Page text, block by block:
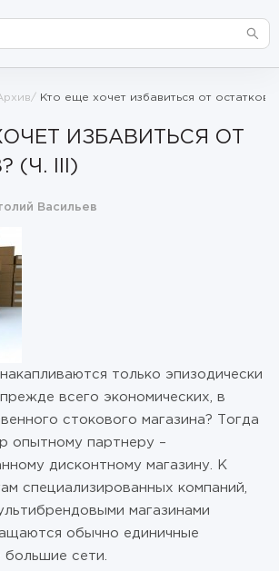
Кто еще хочет избавиться от остатков?
ИЗБАВИТЬСЯ ОТ
(Ч. III)
Васильев
только эпизодически
всего экономических, в
стокового магазина? Тогда
опытному партнеру –
дисконтному магазину. К
специализированных компаний,
магазинами
обычно единичные
большие сети.